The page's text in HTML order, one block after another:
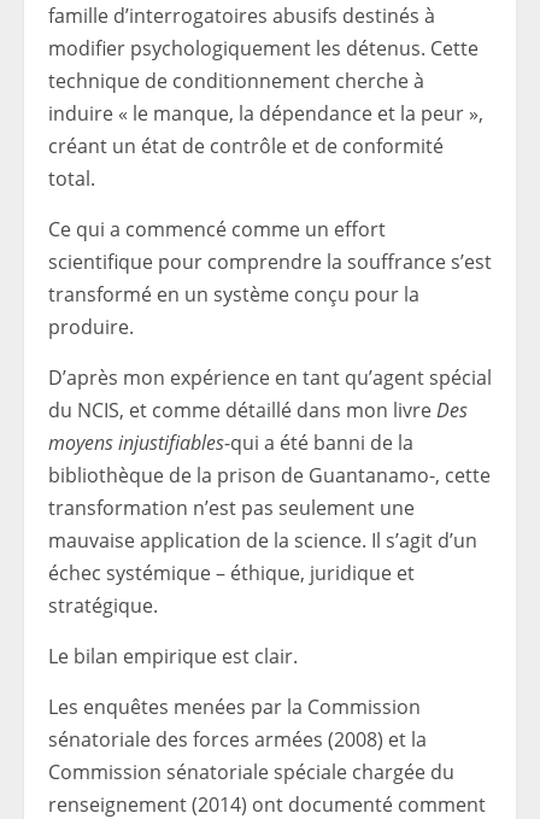
famille d’interrogatoires abusifs destinés à
modifier psychologiquement les détenus. Cette
technique de conditionnement cherche à
induire « le manque, la dépendance et la peur »,
créant un état de contrôle et de conformité
total.
Ce qui a commencé comme un effort
scientifique pour comprendre la souffrance s’est
transformé en un système conçu pour la
produire.
D’après mon expérience en tant qu’agent spécial
du NCIS, et comme détaillé dans mon livreDes
moyens injustifiables-qui a été banni de la
bibliothèque de la prison de Guantanamo-, cette
transformation n’est pas seulement une
mauvaise application de la science. Il s’agit d’un
échec systémique – éthique, juridique et
stratégique.
Le bilan empirique est clair.
Les enquêtes menées par la Commission
sénatoriale des forces armées (2008) et la
Commission sénatoriale spéciale chargée du
renseignement (2014) ont documenté comment